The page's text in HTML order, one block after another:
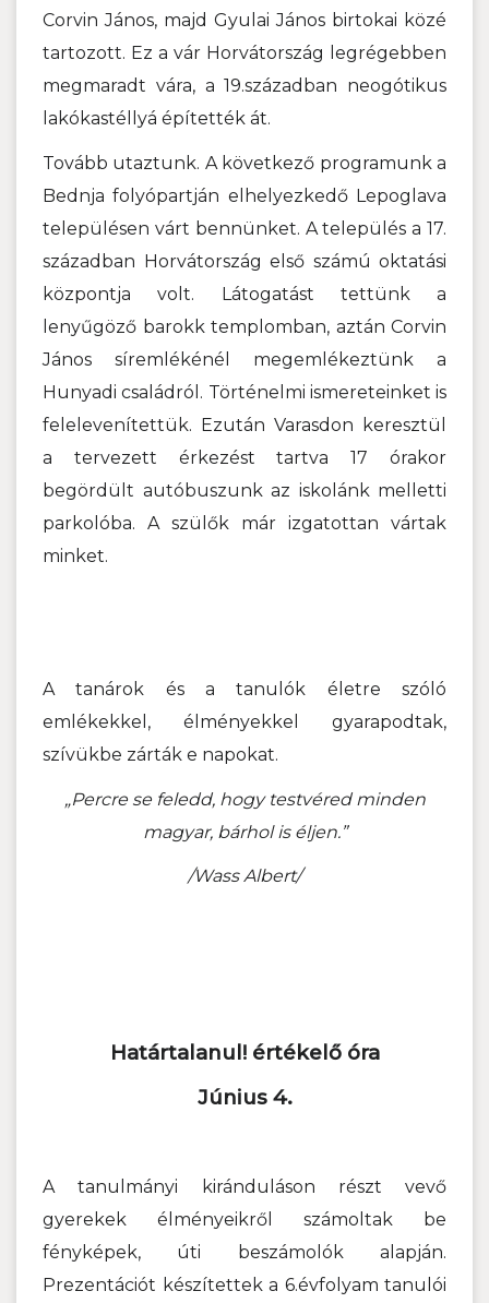
Corvin János, majd Gyulai János birtokai közé
tartozott. Ez a vár Horvátország legrégebben
megmaradt vára, a 19.században neogótikus
lakókastéllyá építették át.
Tovább utaztunk. A következő programunk a
Bednja folyópartján elhelyezkedő Lepoglava
településen várt bennünket. A település a 17.
században Horvátország első számú oktatási
központja volt. Látogatást tettünk a
lenyűgöző barokk templomban, aztán Corvin
János síremlékénél megemlékeztünk a
Hunyadi családról. Történelmi ismereteinket is
felelevenítettük. Ezután Varasdon keresztül
a tervezett érkezést tartva 17 órakor
begördült autóbuszunk az iskolánk melletti
parkolóba. A szülők már izgatottan vártak
minket.
A tanárok és a tanulók életre szóló
emlékekkel, élményekkel gyarapodtak,
szívükbe zárták e napokat.
„Percre se feledd, hogy testvéred minden
magyar, bárhol is éljen.”
/Wass Albert/
Határtalanul! értékelő óra
Június 4.
A tanulmányi kiránduláson részt vevő
gyerekek élményeikről számoltak be
fényképek, úti beszámolók alapján.
Prezentációt készítettek a 6.évfolyam tanulói